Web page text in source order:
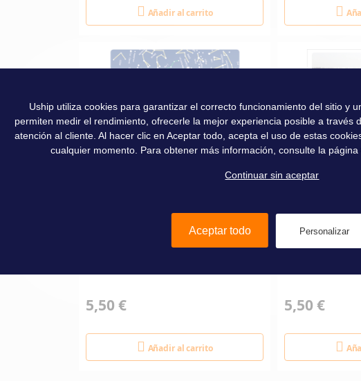
Añadir al carrito
Observer les étoiles
5,50 €
Añadir al carrito
5,50 €
Uship utiliza cookies para garantizar el correcto funcionamiento del sitio y
permiten medir el rendimiento, ofrecerle la mejor experiencia posible a través
atención al cliente. Al hacer clic en Aceptar todo, acepta el uso de estas
cualquier momento. Para obtener más información, consulte la página
Continuar sin aceptar
Aceptar todo Personalizar